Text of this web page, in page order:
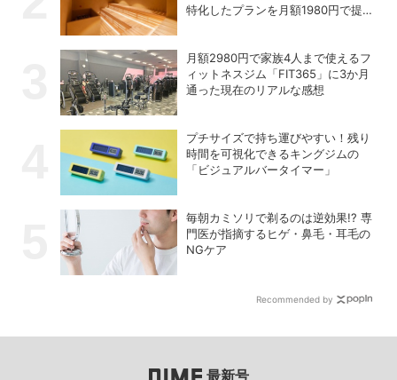
特化したプランを月額1980円で提供
月額2980円で家族4人まで使えるフ
ィットネスジム「FIT365」に3か月
通った現在のリアルな感想
プチサイズで持ち運びやすい！残り
時間を可視化できるキングジムの
「ビジュアルバータイマー」
毎朝カミソリで剃るのは逆効果!? 専
門医が指摘するヒゲ・鼻毛・耳毛の
NGケア
Recommended by
最新号